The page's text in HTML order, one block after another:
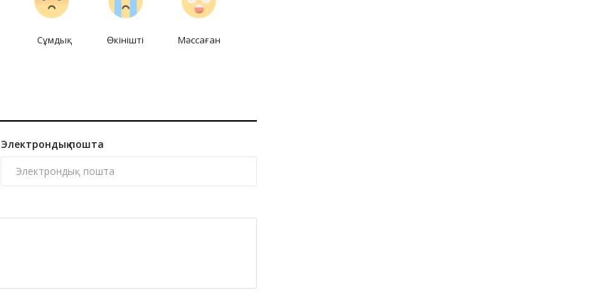
Сұмдық Өкінішті Мәссаған
Электрондық пошта